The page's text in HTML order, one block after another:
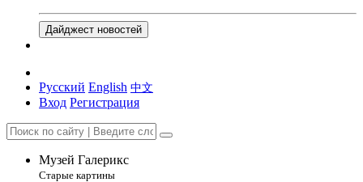
Дайджест новостей
Русский English 中文
Вход Регистрация
Музей Галерикс
Старые картины